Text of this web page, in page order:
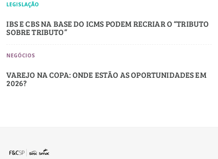
LEGISLAÇÃO
IBS E CBS NA BASE DO ICMS PODEM RECRIAR O “TRIBUTO
SOBRE TRIBUTO”
NEGÓCIOS
VAREJO NA COPA: ONDE ESTÃO AS OPORTUNIDADES EM
2026?